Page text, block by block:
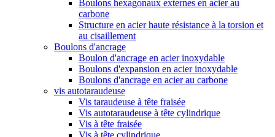
Boulons hexagonaux externes en acier au
carbone
Structure en acier haute résistance à la torsion et
au cisaillement
Boulons d'ancrage
Boulon d'ancrage en acier inoxydable
Boulons d'expansion en acier inoxydable
Boulons d'ancrage en acier au carbone
vis autotaraudeuse
Vis taraudeuse à tête fraisée
Vis autotaraudeuse à tête cylindrique
Vis à tête fraisée
Vis à tête cylindrique